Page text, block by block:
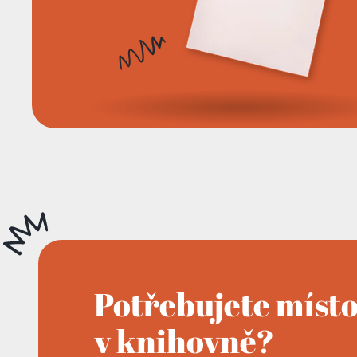
Potřebujete
v knihovně?